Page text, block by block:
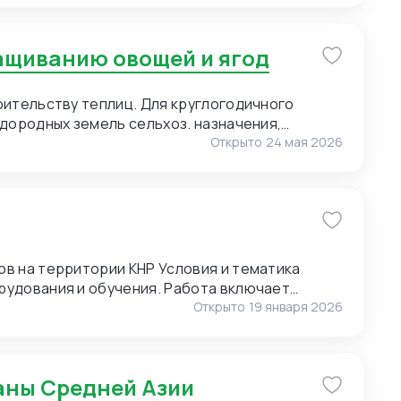
объемы. Возможно, нужен розничный
ассортимент пряжи. 4. Упаковка.
– премиальный. Широкие
овощей и ягод
теплиц. Для круглогодичного
земель сельхоз. назначения,
Открыто 24 мая 2026
КНР Условия и тематика
и обучения. Работа включает
и экскурсиях. Требуются переводчики для
проживание, питание и
Открыто 19 января 2026
Средней Азии